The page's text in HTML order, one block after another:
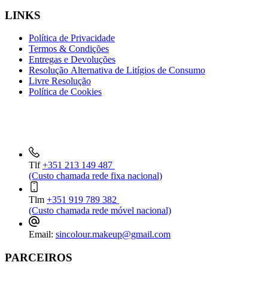
LINKS
Política de Privacidade
Termos & Condições
Entregas e Devoluções
Resolução Alternativa de Litígios de Consumo
Livre Resolução
Política de Cookies
Tlf+351 213 149 487
(Custo chamada rede fixa nacional)
Tlm +351 919 789 382
(Custo chamada rede móvel nacional)
Email: sincolour.makeup@gmail.com
PARCEIROS